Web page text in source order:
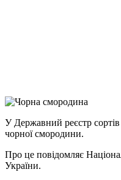
Link
Print
У Державний реєстр
чорної смородини.
Про це повідомляє
України.